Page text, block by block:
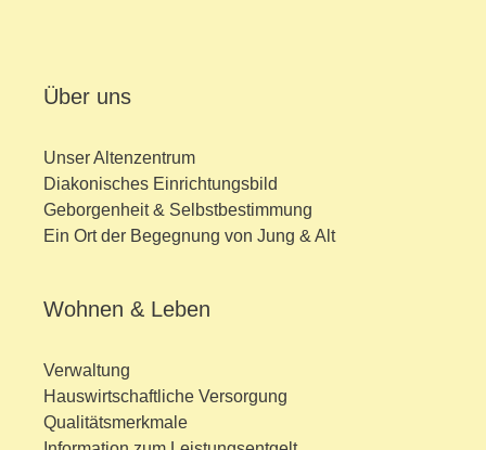
Über uns
Unser Altenzentrum
Diakonisches Einrichtungsbild
Geborgenheit & Selbstbestimmung
Ein Ort der Begegnung von Jung & Alt
Wohnen & Leben
Verwaltung
Hauswirtschaftliche Versorgung
Qualitätsmerkmale